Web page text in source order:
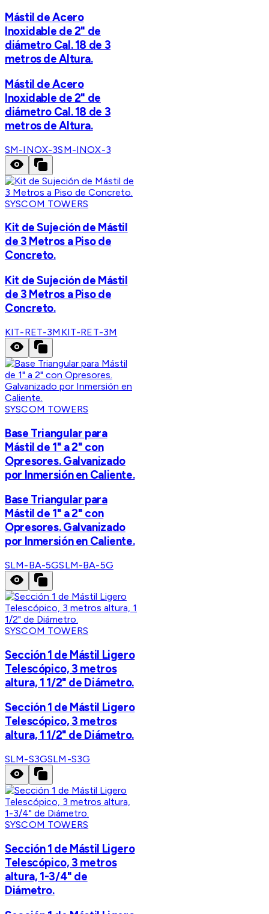
Mástil de Acero
Inoxidable de 2" de
diámetro Cal. 18 de 3
metros de Altura.
Mástil de Acero
Inoxidable de 2" de
diámetro Cal. 18 de 3
metros de Altura.
SM-INOX-3SM-INOX-3
SYSCOM TOWERS
Kit de Sujeción de Mástil
de 3 Metros a Piso de
Concreto.
Kit de Sujeción de Mástil
de 3 Metros a Piso de
Concreto.
KIT-RET-3M KIT-RET-3M
SYSCOM TOWERS
Base Triangular para
Mástil de 1" a 2" con
Opresores. Galvanizado
por Inmersión en Caliente.
Base Triangular para
Mástil de 1" a 2" con
Opresores. Galvanizado
por Inmersión en Caliente.
SLM-BA-5GSLM-BA-5G
SYSCOM TOWERS
Sección 1 de Mástil Ligero
Telescópico, 3 metros
altura, 1 1/2" de Diámetro.
Sección 1 de Mástil Ligero
Telescópico, 3 metros
altura, 1 1/2" de Diámetro.
SLM-S3GSLM-S3G
SYSCOM TOWERS
Sección 1 de Mástil Ligero
Telescópico, 3 metros
altura, 1-3/4" de
Diámetro.